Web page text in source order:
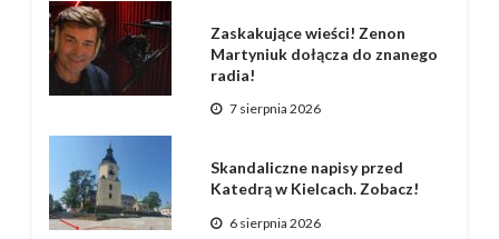
Zaskakujące wieści! Zenon
Martyniuk dołącza do znanego
radia!
7 sierpnia 2026
Skandaliczne napisy przed
Katedrą w Kielcach. Zobacz!
6 sierpnia 2026